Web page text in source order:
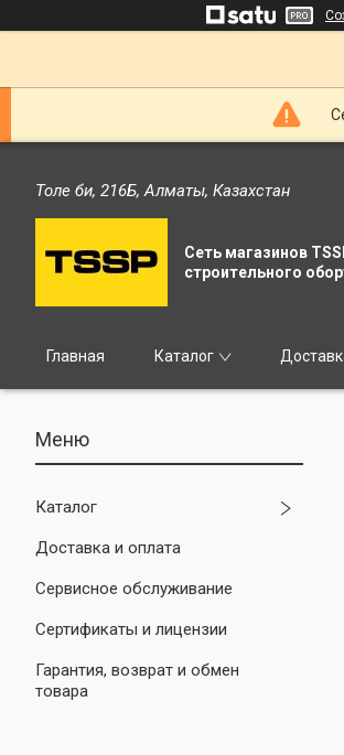
Толе би, 216Б, Алматы, Казахстан
Сеть магазинов
строительного
Главная Каталог
Каталог
Доставка и оплата
Сервисное обслуживание
Сертификаты и лицензии
Гарантия, возврат и обмен
товара